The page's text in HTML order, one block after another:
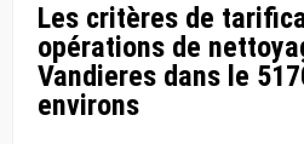
Les critères de
opérations de
Vandieres dans le
environs